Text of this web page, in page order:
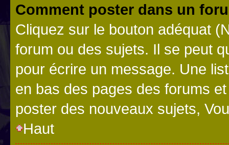
Comment poster dans un
Cliquez sur le bouton adéquat
forum ou des sujets. Il se peut
pour écrire un message. Une
en bas des pages des forums
poster des nouveaux sujets,
Haut